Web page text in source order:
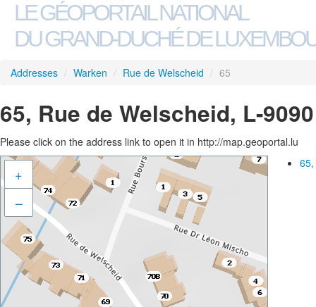
LE GÉOPORTAIL NATIONAL
DU GRAND-DUCHÉ DE
Addresses / Warken / Rue de Welscheid / 65
65, Rue de Welscheid, L-
Please click on the address link to open it in http://map.geoportal.lu
+
–